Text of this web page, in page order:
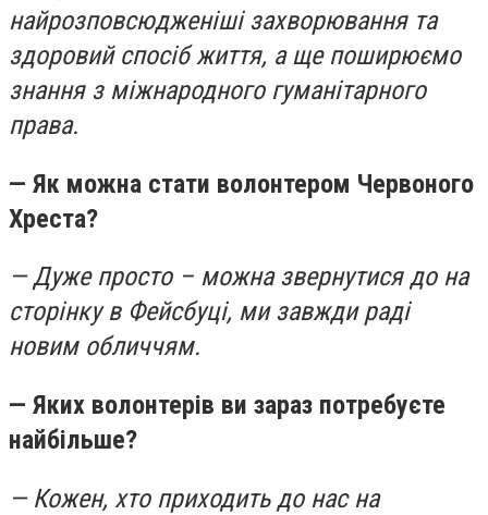
найрозповсюдженіші захворювання та
здоровий спосіб життя, а ще поширюємо
знання з міжнародного гуманітарного
права.
— Як можна стати волонтером Червоного
Хреста?
— Дуже просто – можна звернутися до на
сторінку в Фейсбуці, ми завжди раді
новим обличчям.
— Яких волонтерів ви зараз потребуєте
найбільше?
— Кожен, хто приходить до нас на